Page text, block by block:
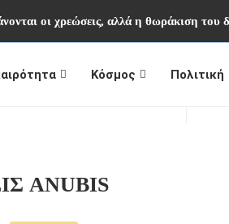
οι χρεώσεις, αλλά η θωράκιση του
Κόσμος Πολιτική
ANUBIS